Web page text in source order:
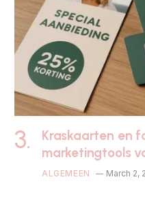
Kraskaarten en
marketingtools
ALGEMEEN March 2,